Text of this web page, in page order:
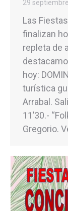
29
Las
finalizan
repleta de
hoy:
turística
Arrabal.
11’30.-
Gregorio.